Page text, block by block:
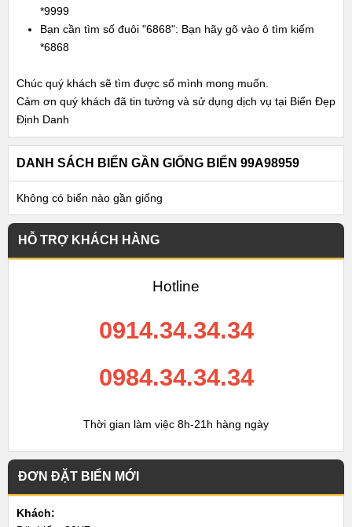
*9999
Bạn cần tìm số đuôi "6868": Bạn hãy gõ vào ô tìm kiếm
*6868
Chúc quý khách sẽ tìm được số mình mong muốn.
Cảm ơn quý khách đã tin tưởng và sử dụng dịch vụ tại Biển Đẹp
Định Danh
DANH SÁCH BIỂN GẦN GIỐNG BIỂN 99A98959
Không có biển nào gần giống
HỖ TRỢ KHÁCH HÀNG
Hotline
0914.34.34.34
0984.34.34.34
Thời gian làm việc 8h-21h hàng ngày
ĐƠN ĐẶT BIỂN MỚI
Khách: